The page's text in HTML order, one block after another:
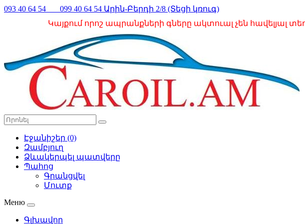
093 40 64 54 099 40 64 54 Արին-Բերդի 2/8 (Տեցի կռուգ)
Կայքում որոշ ապրանքների գները ակտուալ չեն
Էջանիշեր (0)
Զամբյուղ
Ձևակերպել պատվերը
Պահոց
Գրանցվել
Մուտք
Меню
Գլխավոր